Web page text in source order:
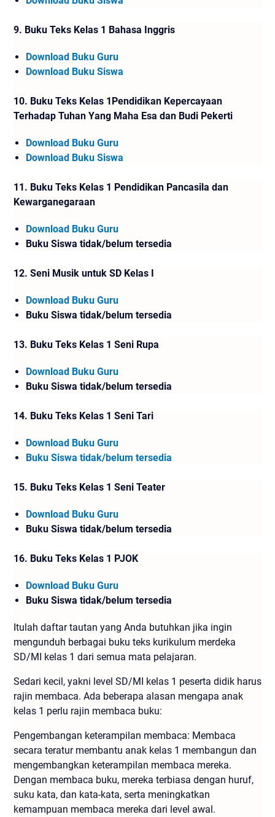
9. Buku Teks Kelas 1 Bahasa Inggris
Download Buku Guru
Download Buku Siswa
10. Buku Teks Kelas 1Pendidikan Kepercayaan
Terhadap Tuhan Yang Maha Esa dan Budi Pekerti
Download Buku Guru
Download Buku Siswa
11. Buku Teks Kelas 1 Pendidikan Pancasila dan
Kewarganegaraan
Download Buku Guru
Buku Siswa tidak/belum tersedia
12. Seni Musik untuk SD Kelas I
Download Buku Guru
Buku Siswa tidak/belum tersedia
13. Buku Teks Kelas 1 Seni Rupa
Download Buku Guru
Buku Siswa tidak/belum tersedia
14. Buku Teks Kelas 1 Seni Tari
Download Buku Guru
Buku Siswa tidak/belum tersedia
15. Buku Teks Kelas 1 Seni Teater
Download Buku Guru
Buku Siswa tidak/belum tersedia
16. Buku Teks Kelas 1 PJOK
Download Buku Guru
Buku Siswa tidak/belum tersedia
Itulah daftar tautan yang Anda butuhkan jika ingin
mengunduh berbagai buku teks kurikulum merdeka
SD/MI kelas 1 dari semua mata pelajaran.
Sedari kecil, yakni level SD/MI kelas 1 peserta didik harus
rajin membaca. Ada beberapa alasan mengapa anak
kelas 1 perlu rajin membaca buku:
Pengembangan keterampilan membaca: Membaca
secara teratur membantu anak kelas 1 membangun dan
mengembangkan keterampilan membaca mereka.
Dengan membaca buku, mereka terbiasa dengan huruf,
suku kata, dan kata-kata, serta meningkatkan
kemampuan membaca mereka dari level awal.